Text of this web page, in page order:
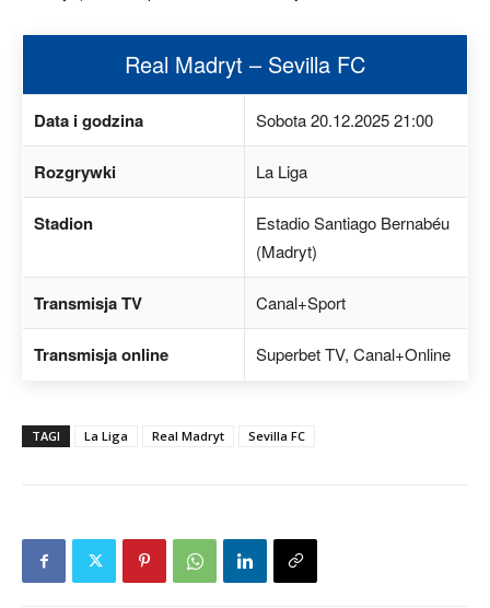
Real Madryt – Sevilla FC
Data i godzina Sobota 20.12.2025 21:00
Rozgrywki La Liga
Stadion
Estadio Santiago Bernabéu
(Madryt)
Transmisja TV Canal+Sport
Transmisja online Superbet TV, Canal+Online
TAGI La Liga Real Madryt Sevilla FC